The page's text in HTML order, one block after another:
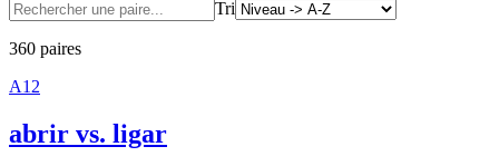
Tri
360 paires
A1 2
abrir vs. ligar